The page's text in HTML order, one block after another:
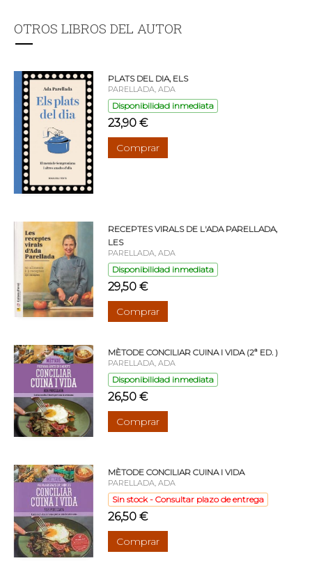
OTROS LIBROS DEL AUTOR
PLATS DEL DIA, ELS
PARELLADA, ADA
Disponibilidad inmediata
23,90 €
Comprar
RECEPTES VIRALS DE L'ADA PARELLADA,
LES
PARELLADA, ADA
Disponibilidad inmediata
29,50 €
Comprar
MÈTODE CONCILIAR CUINA I VIDA (2ª ED. )
PARELLADA, ADA
Disponibilidad inmediata
26,50 €
Comprar
MÈTODE CONCILIAR CUINA I VIDA
PARELLADA, ADA
Sin stock - Consultar plazo de entrega
26,50 €
Comprar